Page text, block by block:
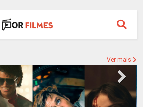
Ver mais